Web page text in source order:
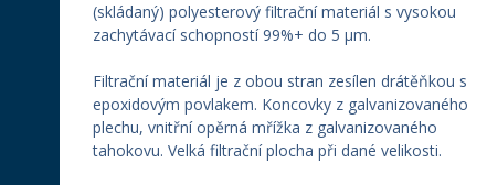
(skládaný) polyesterový filtrační materiál s vysokou
zachytávací schopností 99%+ do 5 µm.
Filtrační materiál je z obou stran zesílen drátěňkou s
epoxidovým povlakem. Koncovky z galvanizovaného
plechu, vnitřní opěrná mřížka z galvanizovaného
tahokovu. Velká filtrační plocha při dané velikosti.